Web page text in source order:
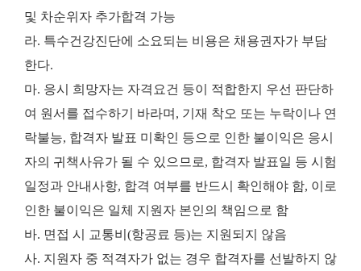
및 차순위자 추가합격 가능
라. 특수건강진단에 소요되는 비용은 채용권자가 부담
한다.
마. 응시 희망자는 자격요건 등이 적합한지 우선 판단하
여 원서를 접수하기 바라며, 기재 착오 또는 누락이나 연
락불능, 합격자 발표 미확인 등으로 인한 불이익은 응시
자의 귀책사유가 될 수 있으므로, 합격자 발표일 등 시험
일정과 안내사항, 합격 여부를 반드시 확인해야 함, 이로
인한 불이익은 일체 지원자 본인의 책임으로 함
바. 면접 시 교통비(항공료 등)는 지원되지 않음
사. 지원자 중 적격자가 없는 경우 합격자를 선발하지 않